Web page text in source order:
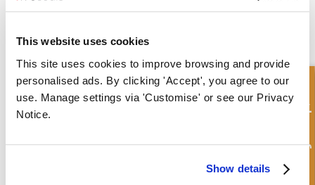
This website uses cookies
This site uses cookies to improve browsing and provide
personalised ads. By clicking 'Accept', you agree to our
use. Manage settings via 'Customise' or see our Privacy
Notice.
Show details
De monterte erstatningsylindrene i bruk
What to read next... Hurtigforespørsel